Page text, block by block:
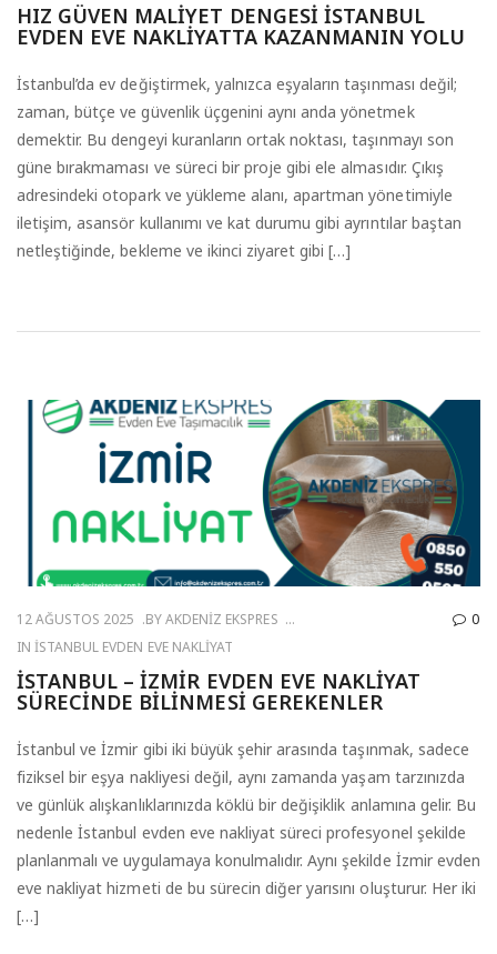
HIZ GÜVEN MALIYET DENGESI İSTANBUL
EVDEN EVE NAKLIYATTA KAZANMANIN YOLU
İstanbul’da ev değiştirmek, yalnızca eşyaların taşınması değil;
zaman, bütçe ve güvenlik üçgenini aynı anda yönetmek
demektir. Bu dengeyi kuranların ortak noktası, taşınmayı son
güne bırakmaması ve süreci bir proje gibi ele almasıdır. Çıkış
adresindeki otopark ve yükleme alanı, apartman yönetimiyle
iletişim, asansör kullanımı ve kat durumu gibi ayrıntılar baştan
netleştiğinde, bekleme ve ikinci ziyaret gibi […]
12 AĞUSTOS 2025 BYAKDENIZ EKSPRES
INİSTANBUL EVDEN EVE NAKLIYAT
0
İSTANBUL – İZMIR EVDEN EVE NAKLIYAT
SÜRECINDE BILINMESI GEREKENLER
İstanbul ve İzmir gibi iki büyük şehir arasında taşınmak, sadece
fiziksel bir eşya nakliyesi değil, aynı zamanda yaşam tarzınızda
ve günlük alışkanlıklarınızda köklü bir değişiklik anlamına gelir. Bu
nedenle İstanbul evden eve nakliyat süreci profesyonel şekilde
planlanmalı ve uygulamaya konulmalıdır. Aynı şekilde İzmir evden
eve nakliyat hizmeti de bu sürecin diğer yarısını oluşturur. Her iki
[…]